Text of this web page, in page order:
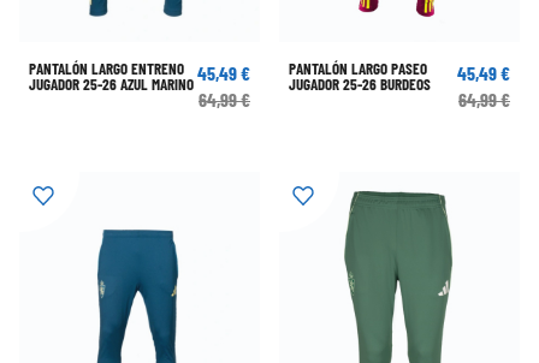
PANTALÓN LARGO ENTRENO
JUGADOR 25-26 AZUL MARINO45,49 €
64,99 €
PANTALÓN LARGO PASEO
JUGADOR 25-26 BURDEOS
45,49 €
64,99 €